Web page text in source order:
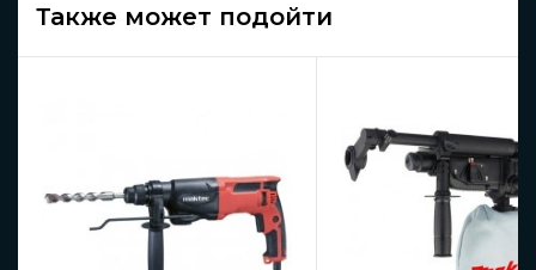
Также может подойти